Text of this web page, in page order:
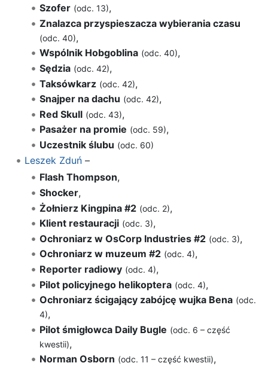
Szofer (odc. 13),
Znalazca przyspieszacza wybierania czasu
(odc. 40),
Wspólnik Hobgoblina (odc. 40),
Sędzia (odc. 42),
Taksówkarz (odc. 42),
Snajper na dachu (odc. 42),
Red Skull (odc. 43),
Pasażer na promie (odc. 59),
Uczestnik ślubu (odc. 60)
Leszek Zduń–
Flash Thompson,
Shocker,
Żołnierz Kingpina #2 (odc. 2),
Klient restauracji (odc. 3),
Ochroniarz w OsCorp Industries #2 (odc. 3),
Ochroniarz w muzeum #2 (odc. 4),
Reporter radiowy (odc. 4),
Pilot policyjnego helikoptera (odc. 4),
Ochroniarz ścigający zabójcę wujka Bena (odc.
4),
Pilot śmigłowca Daily Bugle (odc. 6 – część
kwestii),
Norman Osborn (odc. 11 – część kwestii),